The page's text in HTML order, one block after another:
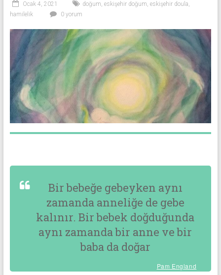
Ocak 4, 2021 doğum, eskişehir doğum, eskişehir doula,
hamilelik
0 yorum
Bir bebeğe gebeyken aynı
zamanda anneliğe de gebe
kalınır. Bir bebek doğduğunda
aynı zamanda bir anne ve bir
baba da doğar
Pam England